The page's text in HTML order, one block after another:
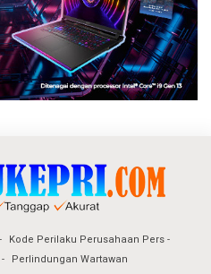
Kode Perilaku Perusahaan Pers
Perlindungan Wartawan